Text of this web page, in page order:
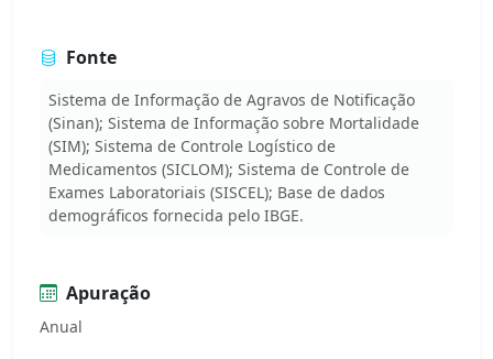
Fonte
Sistema de Informação de Agravos de Notificação
(Sinan); Sistema de Informação sobre Mortalidade
(SIM); Sistema de Controle Logístico de
Medicamentos (SICLOM); Sistema de Controle de
Exames Laboratoriais (SISCEL); Base de dados
demográficos fornecida pelo IBGE.
Apuração
Anual